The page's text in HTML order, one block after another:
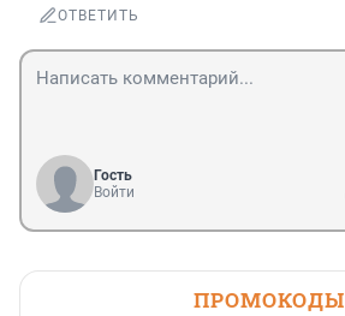
ОТВЕТИТЬ
Гость
Войти
ПРОМОКОДЫ